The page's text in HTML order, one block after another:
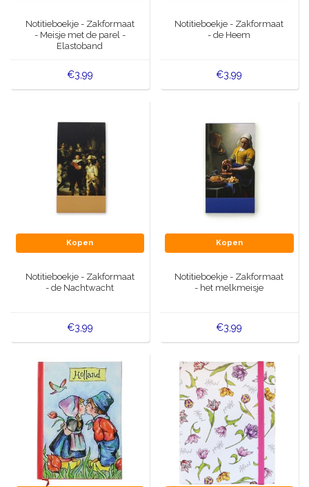
Wens & Ansichtkaarten
Koninghuis artikelen
Wandborden - Gekleurd en Delfts blauw
Peper en Zout stelletjes
Delfts blauwe magneten
Notitieboekje - Zakformaat
- Meisje met de parel -
Elastoband
€3,99
Notitieboekje - Zakformaat
- de Heem
€3,99
Kopen
Notitieboekje - Zakformaat
- de Nachtwacht
€3,99
Kopen
Notitieboekje - Zakformaat
- het melkmeisje
€3,99